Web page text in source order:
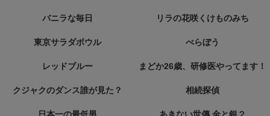
バニラな毎日 リラの花咲くけものみち
東京サラダボウル べらぼう
レッドブルー まどか26歳、研修医やってます！
クジャクのダンス誰が見た？ 相続探偵